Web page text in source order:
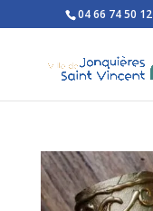
Ouvrir la barre d’outils
04 66 74 50 12